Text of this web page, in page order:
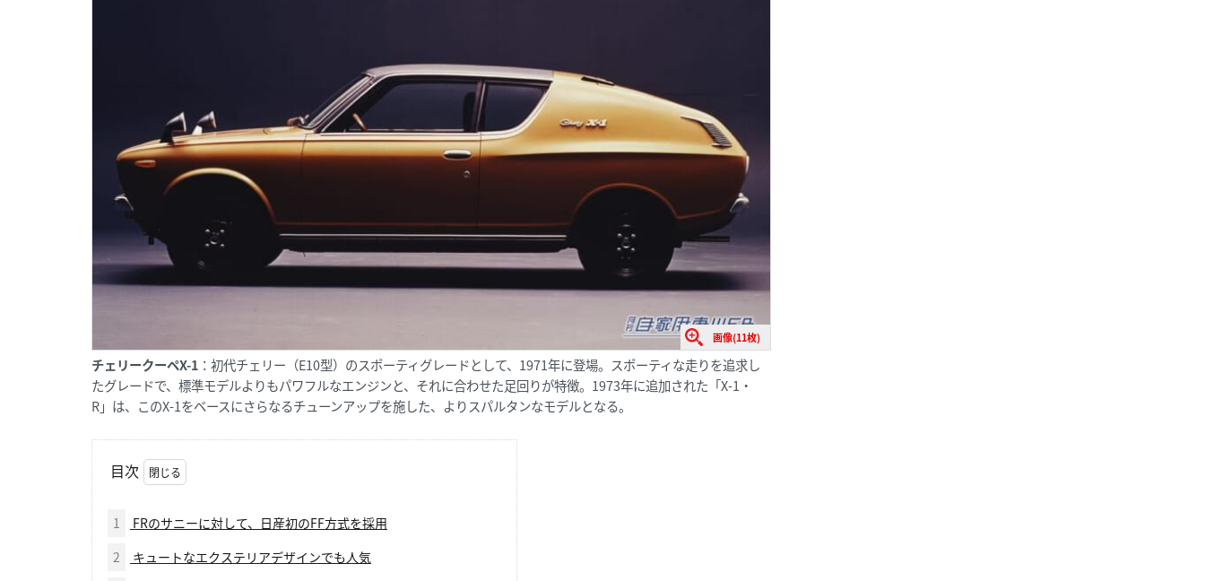
画像(11枚)
チェリークーペX-1 ：初代チェリー（E10型）のスポーティグレードとして、1971年に登場。スポーティな走りを追求し
たグレードで、標準モデルよりもパワフルなエンジンと、それに合わせた足回りが特徴。1973年に追加された「X-1・
R」は、このX-1をベースにさらなるチューンアップを施した、よりスパルタンなモデルとなる。
目次
1
FRのサニーに対して、日産初のFF方式を採用
2
キュートなエクステリアデザインでも人気